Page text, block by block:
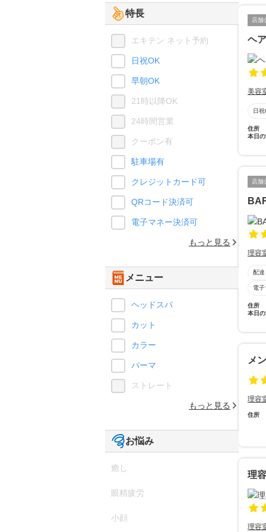
店舗
ヘ
美容
日
住所
本日
店舗
理容
配達
電
住所
本日
メ
理容
住所
理
理容
特長
エキテン ネット予約
日祝OK
早朝OK
21時以降OK
24時間営業
クーポン有
駐車場有
クレジットカード可
QRコード決済可
電子マネー決済可
もっと見る
メニュー
ヘッドスパ
カット
カラー
パーマ
ストレート
もっと見る
お悩み
癒し
眼精疲労
小顔